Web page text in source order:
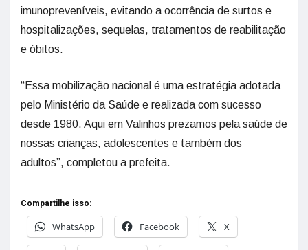
imunopreveníveis, evitando a ocorrência de surtos e
hospitalizações, sequelas, tratamentos de reabilitação
e óbitos.
“Essa mobilização nacional é uma estratégia adotada
pelo Ministério da Saúde e realizada com sucesso
desde 1980. Aqui em Valinhos prezamos pela saúde de
nossas crianças, adolescentes e também dos
adultos”, completou a prefeita.
Compartilhe isso:
WhatsApp
Facebook X